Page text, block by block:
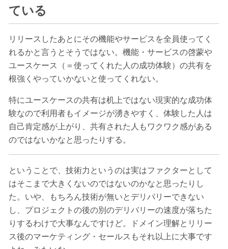
ている
リリースしたあとにその機能やサービスを全員使ってく
れるかと言うとそうではない。機能・サービスの啓蒙や
ユースケース（＝使ってくれた人の成功体験）の共有を
根強くやっていかないと使ってくれない。
特にユースケースの共有は机上ではない現実的な成功体
験なので利用者もイメージが湧きやすく、体験した人は
自己肯定感が上がり、共有された人もワクワク感がある
のではないかなと思ったりする。
ということで、技術力というのは実はファクターとして
はそこまで大きくないのではないのかなと思ったりし
た。いや、もちろん技術が無いとデリバリーできない
し、プロジェクトの後の別のデリバリーの速度が落ちた
りするわけで大事なんですけど。ドメイン理解とリリー
ス後のマーケティング・セールスもそれ以上に大事です